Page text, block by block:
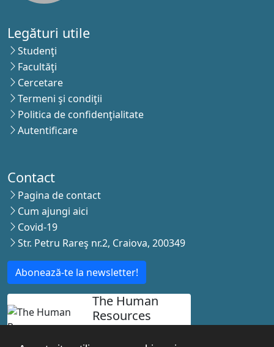
Legături utile
Studenţi
Facultăţi
Cercetare
Termeni şi condiţii
Politica de confidenţialitate
Autentificare
Contact
Pagina de contact
Cum ajungi aici
Covid-19
Str. Petru Rareş nr.2, Craiova, 200349
Abonează-te la newsletter!
The Human
Resources
Strategy for